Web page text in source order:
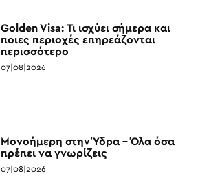
Golden Visa: Τι ισχύει σήμερα και
ποιες περιοχές επηρεάζονται
περισσότερο
07|08|2026
Μονοήμερη στην Ύδρα – Όλα όσα
πρέπει να γνωρίζεις
07|08|2026